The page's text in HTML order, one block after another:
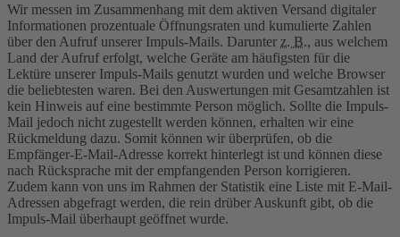
Wir messen im Zusammenhang mit dem aktiven Versand digitaler
Informationen prozentuale Öffnungsraten und kumulierte Zahlen
über den Aufruf unserer Impuls-Mails. Darunter z. B., aus welchem
Land der Aufruf erfolgt, welche Geräte am häufigsten für die
Lektüre unserer Impuls-Mails genutzt wurden und welche Browser
die beliebtesten waren. Bei den Auswertungen mit Gesamtzahlen ist
kein Hinweis auf eine bestimmte Person möglich. Sollte die Impuls-
Mail jedoch nicht zugestellt werden können, erhalten wir eine
Rückmeldung dazu. Somit können wir überprüfen, ob die
Empfänger-E-Mail-Adresse korrekt hinterlegt ist und können diese
nach Rücksprache mit der empfangenden Person korrigieren.
Zudem kann von uns im Rahmen der Statistik eine Liste mit E-Mail-
Adressen abgefragt werden, die rein drüber Auskunft gibt, ob die
Impuls-Mail überhaupt geöffnet wurde.